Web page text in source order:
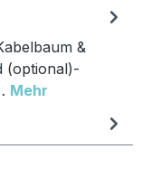
&
(optional)-
Mehr